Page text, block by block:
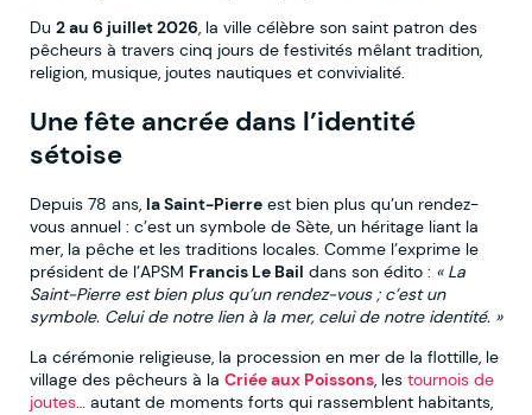
Du 2 au 6 juillet 2026, la ville célèbre son saint patron des
pêcheurs à travers cinq jours de festivités mêlant tradition,
religion, musique, joutes nautiques et convivialité.
Une fête ancrée dans l’identité
sétoise
Depuis 78 ans, la Saint-Pierre est bien plus qu’un rendez-
vous annuel : c’est un symbole de Sète, un héritage liant la
mer, la pêche et les traditions locales. Comme l’exprime le
président de l’APSM Francis Le Bail dans son édito : « La
Saint-Pierre est bien plus qu’un rendez-vous ; c’est un
symbole. Celui de notre lien à la mer, celui de notre identité. »
La cérémonie religieuse, la procession en mer de la flottille, le
village des pêcheurs à la Criée aux Poissons, les tournois de
joutes… autant de moments forts qui rassemblent habitants,